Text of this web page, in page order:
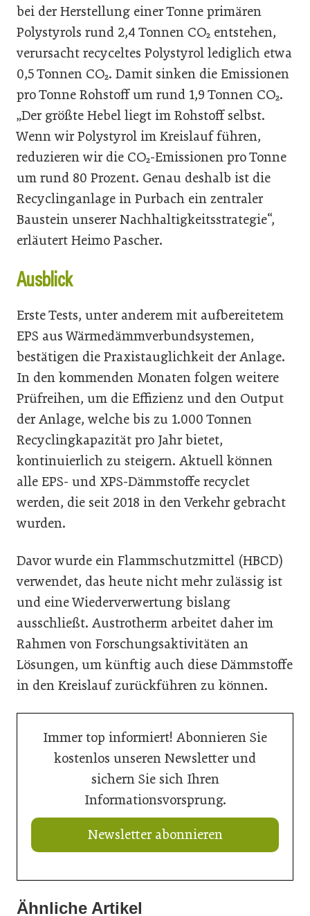
bei der Herstellung einer Tonne primären
Polystyrols rund 2,4 Tonnen CO₂ entstehen,
verursacht recyceltes Polystyrol lediglich etwa
0,5 Tonnen CO₂. Damit sinken die Emissionen
pro Tonne Rohstoff um rund 1,9 Tonnen CO₂.
„Der größte Hebel liegt im Rohstoff selbst.
Wenn wir Polystyrol im Kreislauf führen,
reduzieren wir die CO₂-Emissionen pro Tonne
um rund 80 Prozent. Genau deshalb ist die
Recyclinganlage in Purbach ein zentraler
Baustein unserer Nachhaltigkeitsstrategie“,
erläutert Heimo Pascher.
Ausblick
Erste Tests, unter anderem mit aufbereitetem
EPS aus Wärmedämmverbundsystemen,
bestätigen die Praxistauglichkeit der Anlage.
In den kommenden Monaten folgen weitere
Prüfreihen, um die Effizienz und den Output
der Anlage, welche bis zu 1.000 Tonnen
Recyclingkapazität pro Jahr bietet,
kontinuierlich zu steigern. Aktuell können
alle EPS- und XPS-Dämmstoffe recyclet
werden, die seit 2018 in den Verkehr gebracht
wurden.
Davor wurde ein Flammschutzmittel (HBCD)
verwendet, das heute nicht mehr zulässig ist
und eine Wiederverwertung bislang
ausschließt. Austrotherm arbeitet daher im
Rahmen von Forschungsaktivitäten an
Lösungen, um künftig auch diese Dämmstoffe
in den Kreislauf zurückführen zu können.
Immer top informiert! Abonnieren Sie
kostenlos unseren Newsletter und
sichern Sie sich Ihren
Informationsvorsprung.
Newsletter abonnieren
Ähnliche Artikel
21. Juli 2026